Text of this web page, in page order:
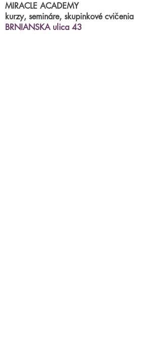
MIRACLE ACADEMY
kurzy, semináre, skupinkové cvičenia
BRNIANSKA ulica 43